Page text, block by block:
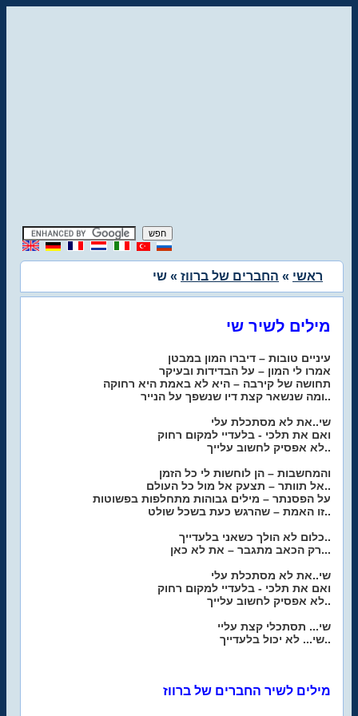
ראשי » החברים של ברווז » שי
מילים לשיר שי
עיניים טובות – דיברו המון במבטן
אמרו לי המון – על הבדידות ובעיקר
תחושה של קירבה – היא לא באמת היא רחוקה
ומה שנשאר קצת דיו שנשפך על הנייר..
שי..את לא מסתכלת עלי
ואם את תלכי - בלעדיי למקום רחוק
לא אפסיק לחשוב עלייך..
והמחשבות – הן לוחשות לי כל הזמן
אל תוותר – תצעק אל מול כל העולם..
על הפסנתר – מילים גבוהות מתחלפות בפשוטות
זו האמת – שהרגש כעת בשכל שולט..
כלום לא הולך כשאני בלעדייך..
רק הכאב מתגבר – את לא כאן...
שי..את לא מסתכלת עלי
ואם את תלכי - בלעדיי למקום רחוק
לא אפסיק לחשוב עלייך..
שי... תסתכלי קצת עליי
שי... לא יכול בלעדייך..
מילים לשיר החברים של ברווז